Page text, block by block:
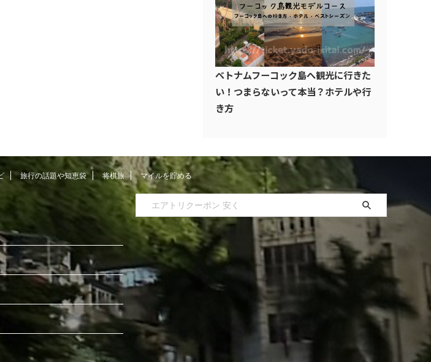
ベトナムフーコック島へ観光に行きた
い！つまらないって本当？ホテルや行
き方
旅行の話題や知恵袋 将棋旅 マイルを貯める